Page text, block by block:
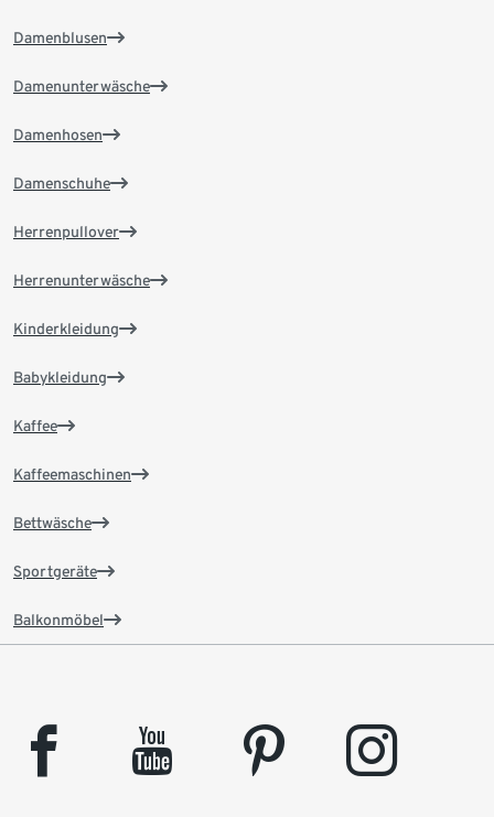
Damenblusen
Damenunterwäsche
Damenhosen
Damenschuhe
Herrenpullover
Herrenunterwäsche
Kinderkleidung
Babykleidung
Kaffee
Kaffeemaschinen
Bettwäsche
Sportgeräte
Balkonmöbel
facebook youtube pinterest instagram